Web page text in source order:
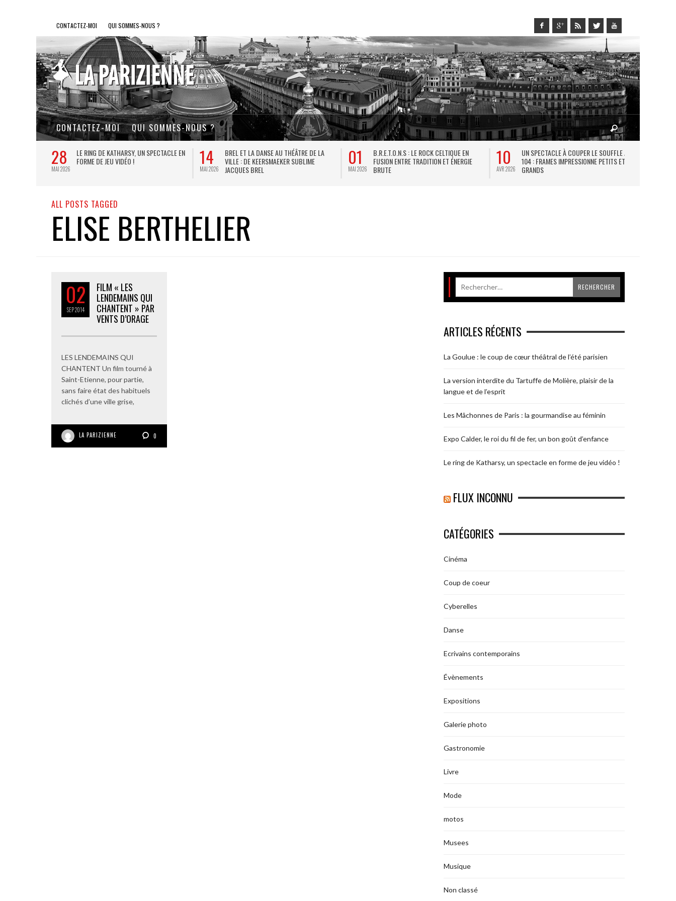
CONTACTEZ-MOI QUI SOMMES-NOUS ?
CONTACTEZ-MOI QUI SOMMES-NOUS ?
28
MAI 2026
LE RING DE KATHARSY, UN SPECTACLE EN
FORME DE JEU VIDÉO !
14
MAI 2026
BREL ET LA DANSE AU THÉÂTRE DE LA
VILLE : DE KEERSMAEKER SUBLIME
JACQUES BREL
01
MAI 2026
B.R.E.T.O.N.S : LE ROCK CELTIQUE EN
FUSION ENTRE TRADITION ET ÉNERGIE
BRUTE
10
AVR 2026
UN SPECTACLE À COUPER LE SOUFFLE AU
104 : FRAMES IMPRESSIONNE PETITS ET
GRANDS
ALL POSTS TAGGED
ELISE BERTHELIER
02
SEP2014
FILM « LES
LENDEMAINS QUI
CHANTENT » PAR
VENTS D’ORAGE
LES LENDEMAINS QUI
CHANTENT Un film tourné à
Saint-Etienne, pour partie,
sans faire état des habituels
clichés d’une ville grise,
LA PARIZIENNE 0
ARTICLES RÉCENTS
La Goulue : le coup de cœur théâtral de l’été parisien
La version interdite du Tartuffe de Molière, plaisir de la
langue et de l’esprit
Les Mâchonnes de Paris : la gourmandise au féminin
Expo Calder, le roi du fil de fer, un bon goût d’enfance
Le ring de Katharsy, un spectacle en forme de jeu vidéo !
FLUX INCONNU
CATÉGORIES
Cinéma
Coup de coeur
Cyberelles
Danse
Ecrivains contemporains
Évènements
Expositions
Galerie photo
Gastronomie
Livre
Mode
motos
Musees
Musique
Non classé